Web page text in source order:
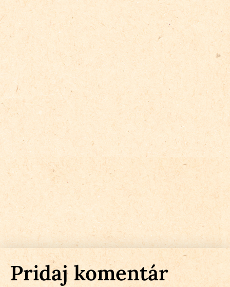
Pridaj komentár